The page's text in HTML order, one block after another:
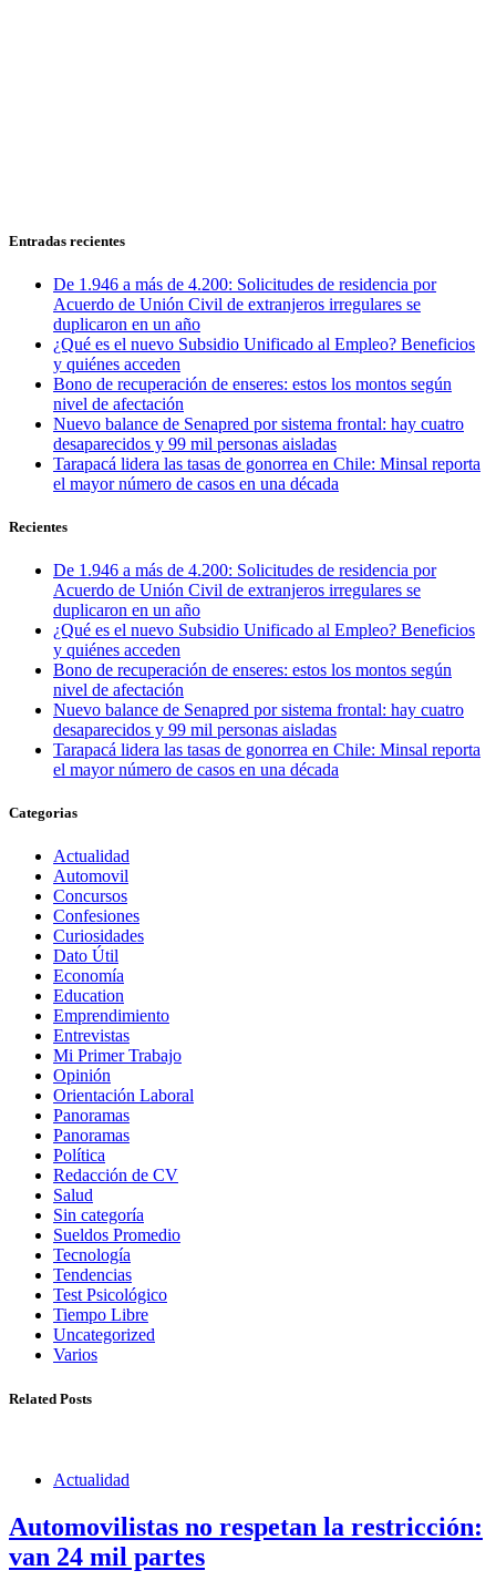
Entradas recientes
De 1.946 a más de 4.200: Solicitudes de residencia por
Acuerdo de Unión Civil de extranjeros irregulares se
duplicaron en un año
¿Qué es el nuevo Subsidio Unificado al Empleo? Beneficios
y quiénes acceden
Bono de recuperación de enseres: estos los montos según
nivel de afectación
Nuevo balance de Senapred por sistema frontal: hay cuatro
desaparecidos y 99 mil personas aisladas
Tarapacá lidera las tasas de gonorrea en Chile: Minsal reporta
el mayor número de casos en una década
Recientes
De 1.946 a más de 4.200: Solicitudes de residencia por
Acuerdo de Unión Civil de extranjeros irregulares se
duplicaron en un año
¿Qué es el nuevo Subsidio Unificado al Empleo? Beneficios
y quiénes acceden
Bono de recuperación de enseres: estos los montos según
nivel de afectación
Nuevo balance de Senapred por sistema frontal: hay cuatro
desaparecidos y 99 mil personas aisladas
Tarapacá lidera las tasas de gonorrea en Chile: Minsal reporta
el mayor número de casos en una década
Categorias
Actualidad
Automovil
Concursos
Confesiones
Curiosidades
Dato Útil
Economía
Education
Emprendimiento
Entrevistas
Mi Primer Trabajo
Opinión
Orientación Laboral
Panoramas
Panoramas
Política
Redacción de CV
Salud
Sin categoría
Sueldos Promedio
Tecnología
Tendencias
Test Psicológico
Tiempo Libre
Uncategorized
Varios
Related Posts
Actualidad
Automovilistas no respetan la restricción:
van 24 mil partes